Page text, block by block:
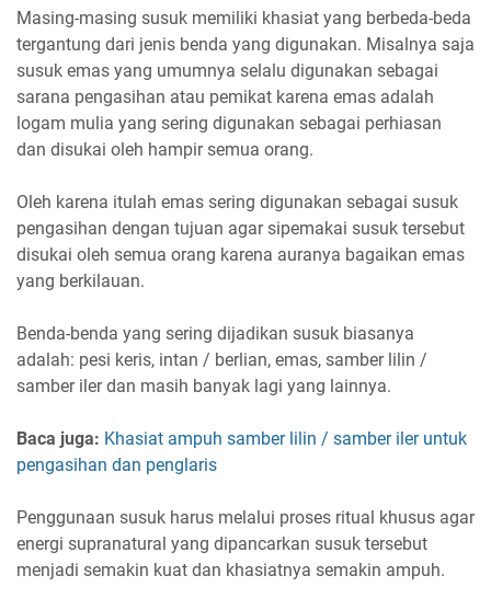
Masing-masing susuk memiliki khasiat yang berbeda-beda
tergantung dari jenis benda yang digunakan. Misalnya saja
susuk emas yang umumnya selalu digunakan sebagai
sarana pengasihan atau pemikat karena emas adalah
logam mulia yang sering digunakan sebagai perhiasan
dan disukai oleh hampir semua orang.
Oleh karena itulah emas sering digunakan sebagai susuk
pengasihan dengan tujuan agar sipemakai susuk tersebut
disukai oleh semua orang karena auranya bagaikan emas
yang berkilauan.
Benda-benda yang sering dijadikan susuk biasanya
adalah: pesi keris, intan / berlian, emas, samber lilin /
samber iler dan masih banyak lagi yang lainnya.
Baca juga: Khasiat ampuh samber lilin / samber iler untuk
pengasihan dan penglaris
Penggunaan susuk harus melalui proses ritual khusus agar
energi supranatural yang dipancarkan susuk tersebut
menjadi semakin kuat dan khasiatnya semakin ampuh.